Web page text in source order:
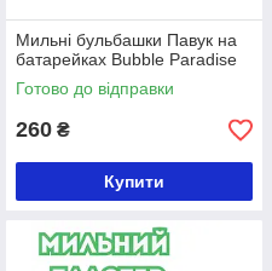
Мильні бульбашки Павук на
батарейках Bubble Paradise
Готово до відправки
260 ₴
Купити